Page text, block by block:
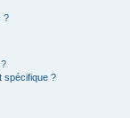
?
spécifique ?